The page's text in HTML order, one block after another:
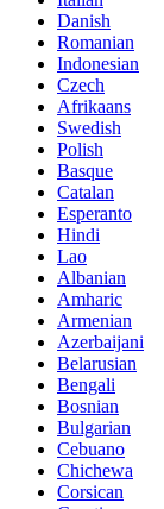
Danish
Romanian
Indonesian
Czech
Afrikaans
Swedish
Polish
Basque
Catalan
Esperanto
Hindi
Lao
Albanian
Amharic
Armenian
Azerbaijani
Belarusian
Bengali
Bosnian
Bulgarian
Cebuano
Chichewa
Corsican